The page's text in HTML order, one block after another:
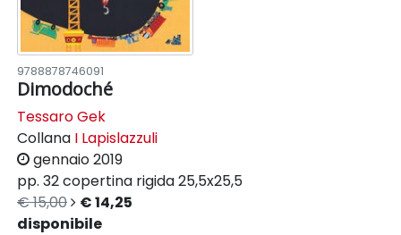
9788878746091
Dimodoché
Tessaro Gek
Collana I Lapislazzuli
gennaio 2019
pp. 32copertina rigida25,5x25,5
€ 15,00
€ 14,25
disponibile